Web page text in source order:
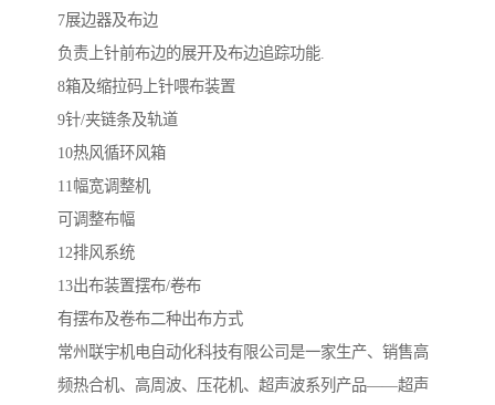
7展边器及布边
负责上针前布边的展开及布边追踪功能.
8箱及缩拉码上针喂布装置
9针/夹链条及轨道
10热风循环风箱
11幅宽调整机
可调整布幅
12排风系统
13出布装置摆布/卷布
有摆布及卷布二种出布方式
常州联宇机电自动化科技有限公司是一家生产、销售高
频热合机、高周波、压花机、超声波系列产品——超声